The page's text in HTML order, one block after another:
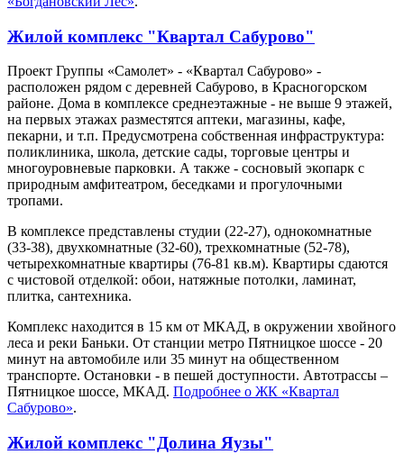
Жилой комплекс "Квартал Сабурово"
Проект Группы «Самолет» - «Квартал Сабурово» -
расположен рядом с деревней Сабурово, в Красногорском
районе. Дома в комплексе среднеэтажные - не выше 9 этажей,
на первых этажах разместятся аптеки, магазины, кафе,
пекарни, и т.п. Предусмотрена собственная инфраструктура:
поликлиника, школа, детские сады, торговые центры и
многоуровневые парковки. А также - сосновый экопарк с
природным амфитеатром, беседками и прогулочными
тропами.
В комплексе представлены студии (22-27), однокомнатные
(33-38), двухкомнатные (32-60), трехкомнатные (52-78),
четырехкомнатные квартиры (76-81 кв.м). Квартиры сдаются
с чистовой отделкой: обои, натяжные потолки, ламинат,
плитка, сантехника.
Комплекс находится в 15 км от МКАД, в окружении хвойного
леса и реки Баньки. От станции метро Пятницкое шоссе - 20
минут на автомобиле или 35 минут на общественном
транспорте. Остановки - в пешей доступности. Автотрассы –
Пятницкое шоссе, МКАД. Подробнее о ЖК «Квартал
Сабурово».
Жилой комплекс "Долина Яузы"